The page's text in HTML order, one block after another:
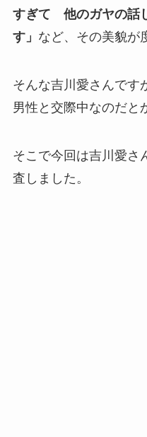
すぎて 他のガヤの話
す」 など、その美貌が
そんな吉川愛さんです
男性と交際中なのだと
そこで今回は吉川愛さ
査しました。